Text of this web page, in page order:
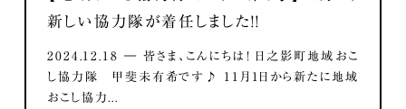
新しい協力隊が着任しました！！
2024.12.18 ― 皆さま、こんにちは！ 日之影町地域おこ
し協力隊 甲斐未有希です♪ 11月1日から新たに地域
おこし協力...